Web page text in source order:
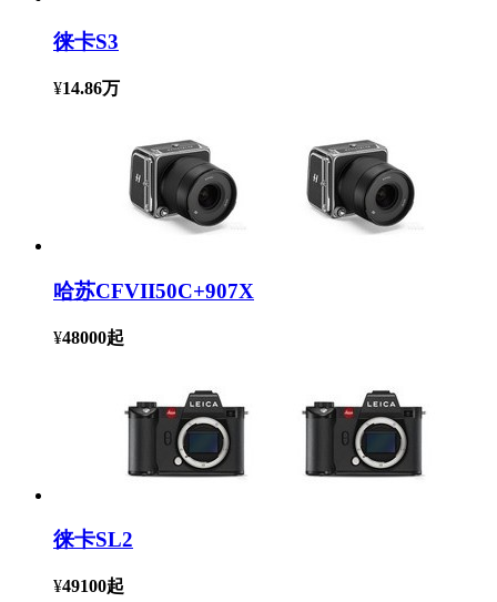
徕卡S3
¥14.86万
哈苏CFVII50C+907X
¥48000起
徕卡SL2
¥49100起